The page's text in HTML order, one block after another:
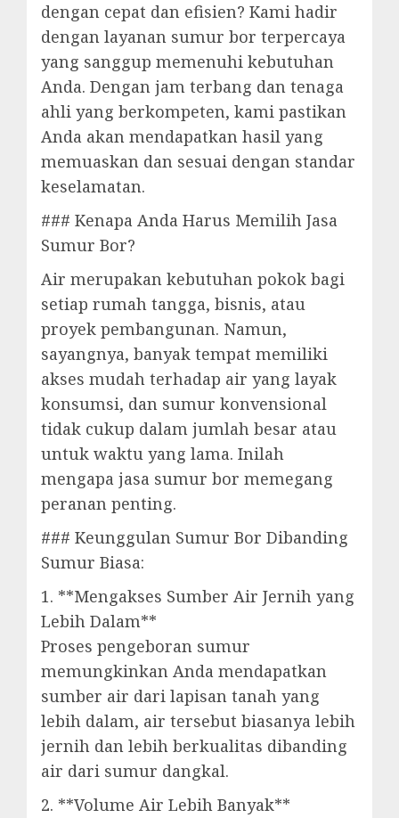
dengan cepat dan efisien? Kami hadir
dengan layanan sumur bor terpercaya
yang sanggup memenuhi kebutuhan
Anda. Dengan jam terbang dan tenaga
ahli yang berkompeten, kami pastikan
Anda akan mendapatkan hasil yang
memuaskan dan sesuai dengan standar
keselamatan.
### Kenapa Anda Harus Memilih Jasa
Sumur Bor?
Air merupakan kebutuhan pokok bagi
setiap rumah tangga, bisnis, atau
proyek pembangunan. Namun,
sayangnya, banyak tempat memiliki
akses mudah terhadap air yang layak
konsumsi, dan sumur konvensional
tidak cukup dalam jumlah besar atau
untuk waktu yang lama. Inilah
mengapa jasa sumur bor memegang
peranan penting.
### Keunggulan Sumur Bor Dibanding
Sumur Biasa:
1. **Mengakses Sumber Air Jernih yang
Lebih Dalam**
Proses pengeboran sumur
memungkinkan Anda mendapatkan
sumber air dari lapisan tanah yang
lebih dalam, air tersebut biasanya lebih
jernih dan lebih berkualitas dibanding
air dari sumur dangkal.
2. **Volume Air Lebih Banyak**